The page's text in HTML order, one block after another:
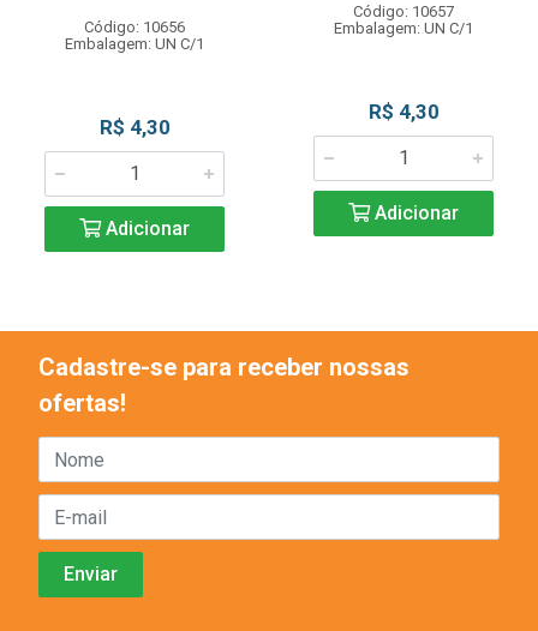
Código: 10656
Embalagem: UN C/1
R$ 4,30
Adicionar
Código: 10657
Embalagem: UN C/1
R$ 4,30
Adicionar
Cadastre-se para receber nossas
ofertas!